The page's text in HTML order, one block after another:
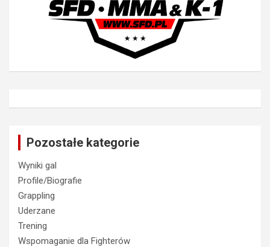
Pozostałe kategorie
Wyniki gal
Profile/Biografie
Grappling
Uderzane
Trening
Wspomaganie dla Fighterów